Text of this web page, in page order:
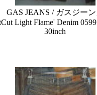
GAS JEANS / ガスジー
Light Flame' Denim
30inch